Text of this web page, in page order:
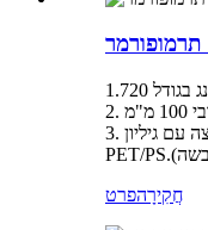
3. מהיר ביותר 16 מחזורים/דקה ריצה עם גיליון
חֲקִירָהפרט